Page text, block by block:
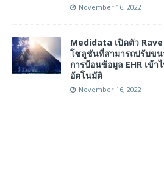
November 16, 2022
Medidata เปิดตัว
โซลูชันที่สามารถปรับข
การป้อนข้อมูล EHR เข้า
อัตโนมัติ
November 16, 2022